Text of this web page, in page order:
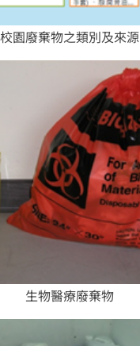
校園廢棄物之類別及來源
生物醫療廢棄物